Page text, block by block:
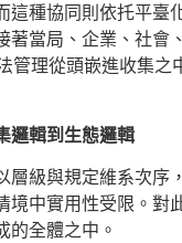
這種協同則依托平臺
著當局、企業、社會
管理從頭嵌進收集之
邏輯到生態邏輯
層級與規定維系次序
境中實用性受限。
的全體之中。